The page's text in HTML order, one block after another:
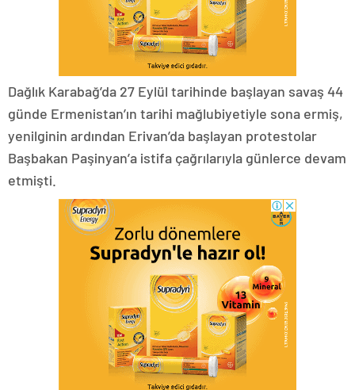
Dağlık Karabağ’da 27 Eylül tarihinde başlayan savaş 44
günde Ermenistan’ın tarihi mağlubiyetiyle sona ermiş,
yenilginin ardından Erivan’da başlayan protestolar
Başbakan Paşinyan’a istifa çağrılarıyla günlerce devam
etmişti.